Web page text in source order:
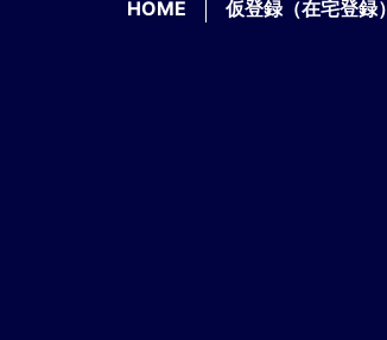
HOME 仮登録（在宅登録）